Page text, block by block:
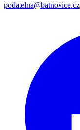
podatelna@batnovice.cz